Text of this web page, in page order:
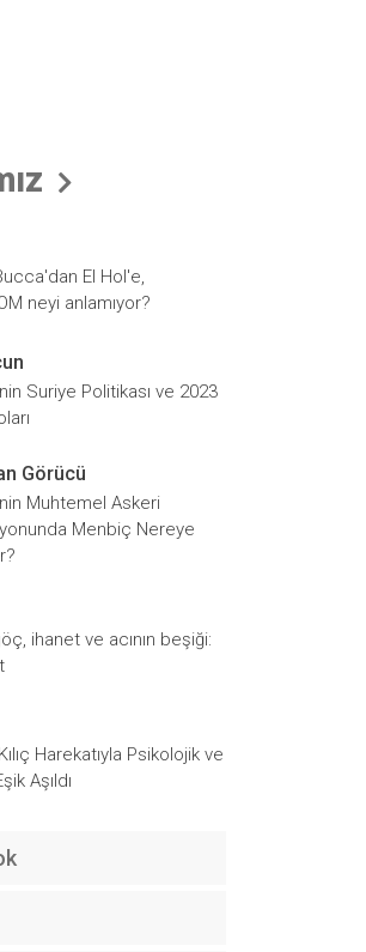
El Hol'e,
neyi anlamıyor?
Suriye Politikası ve 2023
Görücü
Muhtemel Askeri
Menbiç Nereye
ihanet ve acının beşiği:
Harekatıyla Psikolojik ve
Aşıldı